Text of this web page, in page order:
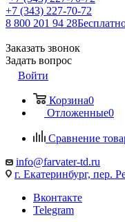
+7 (343) 227-70-72
8 800 201 94 28
Заказать звонок
Задать вопрос
Войти
Корзина0
Отложенные0
Сравнение
info@farvater-td.ru
г. Екатеринбург, пер.
Вконтакте
Telegram